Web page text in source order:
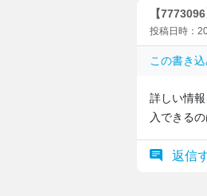
【
投稿日時：
この書き
詳しい情
入できる
返信